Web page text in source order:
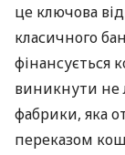
це ключова
класичного
фінансується
виникнути не
фабрики, яка
переказом